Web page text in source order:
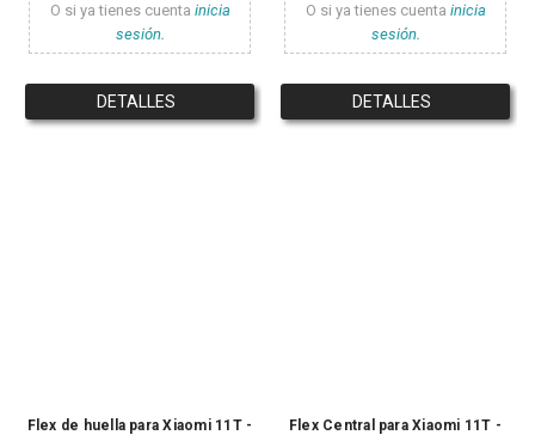
O si ya tienes cuenta inicia
sesión.
DETALLES
O si ya tienes cuenta inicia
sesión.
DETALLES
Flex de huella para Xiaomi 11T -
Flex Central para Xiaomi 11T -